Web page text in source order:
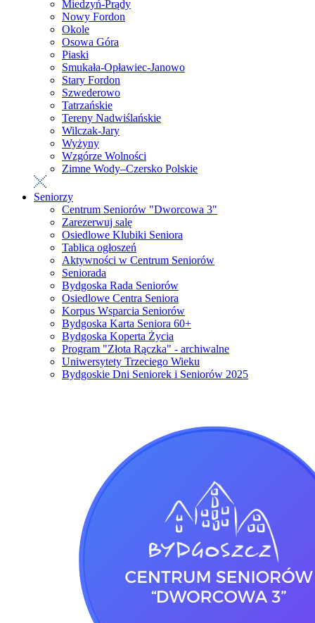
Miedzyń-Prądy
Nowy Fordon
Okole
Osowa Góra
Piaski
Smukała-Opławiec-Janowo
Stary Fordon
Szwederowo
Tatrzańskie
Tereny Nadwiślańskie
Wilczak-Jary
Wyżyny
Wzgórze Wolności
Zimne Wody–Czersko Polskie
Seniorzy
Centrum Seniorów "Dworcowa 3"
Zarezerwuj salę
Osiedlowe Klubiki Seniora
Tablica ogłoszeń
Aktywności w Centrum Seniorów
Seniorada
Bydgoska Rada Seniorów
Osiedlowe Centra Seniora
Korpus Wsparcia Seniorów
Bydgoska Karta Seniora 60+
Bydgoska Koperta Życia
Program "Złota Rączka" - archiwalne
Uniwersytety Trzeciego Wieku
Bydgoskie Dni Seniorek i Seniorów 2025